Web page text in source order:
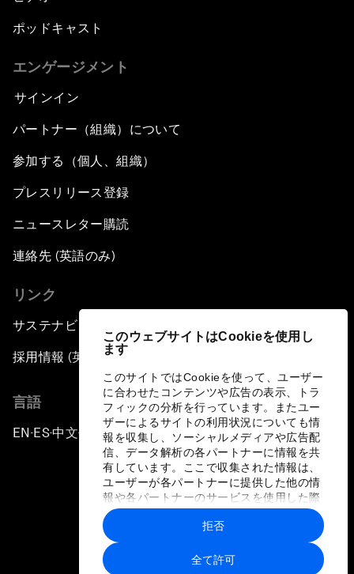
このウェブサイトはCookieを使用し
ます
このサイトではCookieを使って、ユーザー
に合わせたコンテンツや広告の表示、トラ
フィックの分析を行っています。またユー
ザーによるサイトの利用状況についても情
報を収集し、ソーシャルメディアや広告配
信、データ解析の各パートナーに情報を共
有しています。ここで収集された情報は、
ユーザーが各パートナーに提供した他の情
報や各パートナーのサービスを使用した際
に収集された情報と組み合わされ、各パー
トナーによって使用されることがありま
す。
全て許可
拒否
ポッドキャスト
エンゲージメント
サインイン
パートナー（組織）について
参加する（個人、組織）
プレスリリース登録
ニュースレター購読
連絡先 (英語のみ)
リンク
サステナビリティへの取り組み
採用情報 (英語のみ)
言語
EN ▪ ES▪中文▪ 日本語
プライバシーポリシーと利用規約
サイトマップ